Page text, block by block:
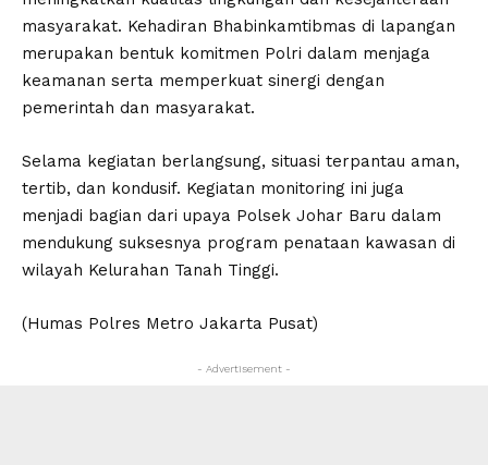
masyarakat. Kehadiran Bhabinkamtibmas di lapangan
merupakan bentuk komitmen Polri dalam menjaga
keamanan serta memperkuat sinergi dengan
pemerintah dan masyarakat.
Selama kegiatan berlangsung, situasi terpantau aman,
tertib, dan kondusif. Kegiatan monitoring ini juga
menjadi bagian dari upaya Polsek Johar Baru dalam
mendukung suksesnya program penataan kawasan di
wilayah Kelurahan Tanah Tinggi.
(Humas Polres Metro Jakarta Pusat)
- Advertisement -